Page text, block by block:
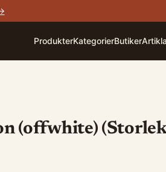
ProdukterKategorierButiker
(offwhite)